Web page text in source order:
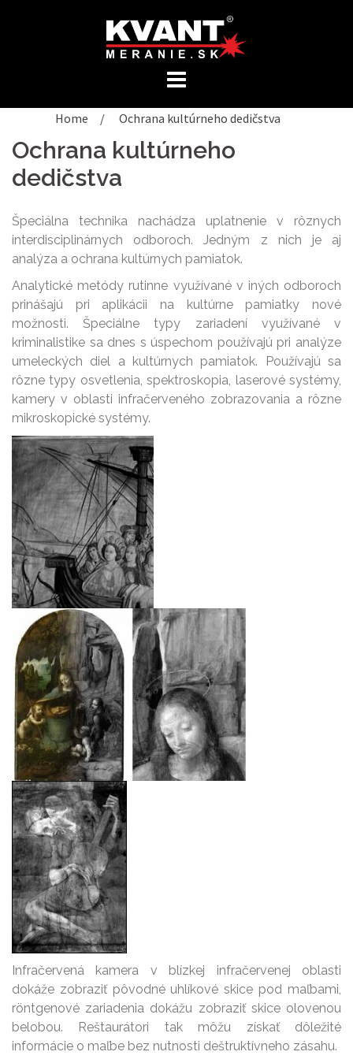
Home / Ochrana kultúrneho dedičstva
Ochrana kultúrneho
dedičstva
Špeciálna technika nachádza uplatnenie v rôznych
interdisciplinárnych odboroch. Jedným z nich je aj
analýza a ochrana kultúrnych pamiatok.
Analytické metódy rutinne využívané v iných odboroch
prinášajú pri aplikácii na kultúrne pamiatky nové
možnosti. Špeciálne typy zariadení využívané v
kriminalistike sa dnes s úspechom používajú pri analýze
umeleckých diel a kultúrnych pamiatok. Používajú sa
rôzne typy osvetlenia, spektroskopia, laserové systémy,
kamery v oblasti infračerveného zobrazovania a rôzne
mikroskopické systémy.
Infračervená kamera v blízkej infračervenej oblasti
dokáže zobraziť pôvodné uhlíkové skice pod maľbami,
röntgenové zariadenia dokážu zobraziť skice olovenou
belobou. Reštaurátori tak môžu získať dôležité
informácie o maľbe bez nutnosti deštruktívneho zásahu.